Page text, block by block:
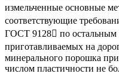
измельченные основные
соответствующие
ГОСТ 9128 по остальным
приготавливаемых на
минерального порошка
числом пластичности не